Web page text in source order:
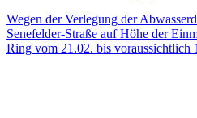
Wegen der Verlegung der
Senefelder-Straße auf Höhe der
Ring vom 21.02. bis voraussichtlich